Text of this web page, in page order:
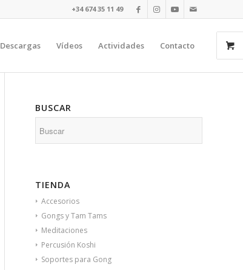
+34 674 35 11 49​⁠​
Descargas Vídeos Actividades Contacto
BUSCAR
TIENDA
Accesorios
Gongs y Tam Tams
Meditaciones
Percusión Koshi
Soportes para Gong